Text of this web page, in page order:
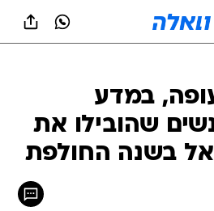
במדע
שהובילו את
בשנה החולפת